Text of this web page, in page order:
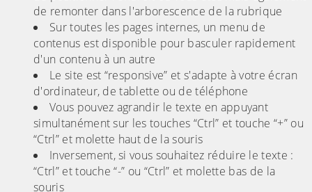
de remonter dans l'arborescence de la rubrique
Sur toutes les pages internes, un menu de
contenus est disponible pour basculer rapidement
d'un contenu à un autre
Le site est “responsive” et s'adapte à votre écran
d'ordinateur, de tablette ou de téléphone
Vous pouvez agrandir le texte en appuyant
simultanément sur les touches “Ctrl” et touche “+” ou
“Ctrl” et molette haut de la souris
Inversement, si vous souhaitez réduire le texte :
“Ctrl” et touche “-” ou “Ctrl” et molette bas de la
souris